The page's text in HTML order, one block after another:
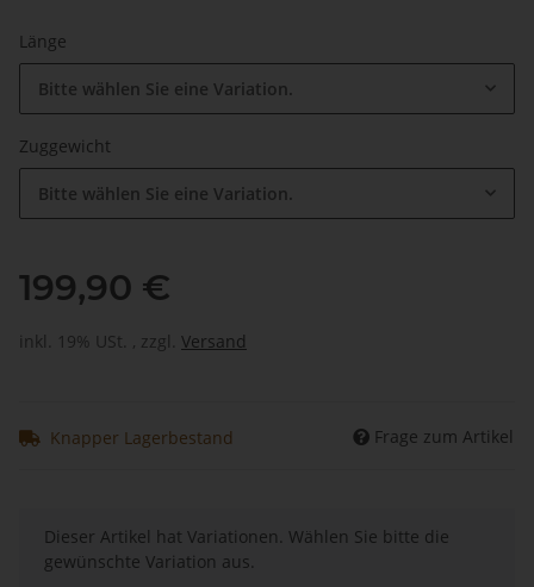
Länge
Bitte wählen Sie eine Variation.
Zuggewicht
Bitte wählen Sie eine Variation.
199,90 €
inkl. 19% USt. , zzgl. Versand
Knapper Lagerbestand Frage zum Artikel
xDieser Artikel hat Variationen. Wählen Sie bitte die
gewünschte Variation aus.